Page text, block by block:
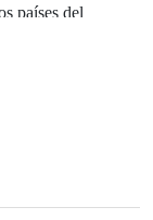
países del
por los
(ej: afirmar
(ej: